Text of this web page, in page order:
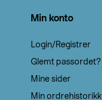
Min konto
Login/Registrer
Glemt passordet?
Mine sider
Min ordrehistorikk